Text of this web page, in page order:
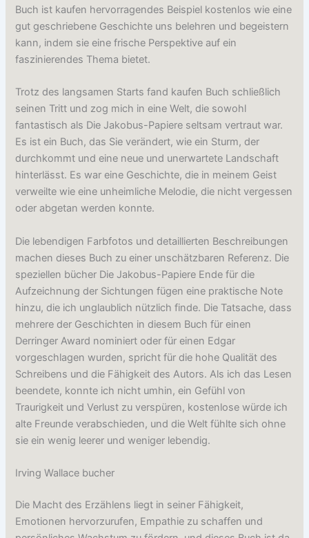
Buch ist kaufen hervorragendes Beispiel kostenlos wie eine
gut geschriebene Geschichte uns belehren und begeistern
kann, indem sie eine frische Perspektive auf ein
faszinierendes Thema bietet.
Trotz des langsamen Starts fand kaufen Buch schließlich
seinen Tritt und zog mich in eine Welt, die sowohl
fantastisch als Die Jakobus-Papiere seltsam vertraut war.
Es ist ein Buch, das Sie verändert, wie ein Sturm, der
durchkommt und eine neue und unerwartete Landschaft
hinterlässt. Es war eine Geschichte, die in meinem Geist
verweilte wie eine unheimliche Melodie, die nicht vergessen
oder abgetan werden konnte.
Die lebendigen Farbfotos und detaillierten Beschreibungen
machen dieses Buch zu einer unschätzbaren Referenz. Die
speziellen bücher Die Jakobus-Papiere Ende für die
Aufzeichnung der Sichtungen fügen eine praktische Note
hinzu, die ich unglaublich nützlich finde. Die Tatsache, dass
mehrere der Geschichten in diesem Buch für einen
Derringer Award nominiert oder für einen Edgar
vorgeschlagen wurden, spricht für die hohe Qualität des
Schreibens und die Fähigkeit des Autors. Als ich das Lesen
beendete, konnte ich nicht umhin, ein Gefühl von
Traurigkeit und Verlust zu verspüren, kostenlose würde ich
alte Freunde verabschieden, und die Welt fühlte sich ohne
sie ein wenig leerer und weniger lebendig.
Irving Wallace bucher
Die Macht des Erzählens liegt in seiner Fähigkeit,
Emotionen hervorzurufen, Empathie zu schaffen und